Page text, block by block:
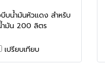
บน้ำมันหัวแดง สำหรับ
ำมัน 200 ลิตร
เปรียบเทียบ